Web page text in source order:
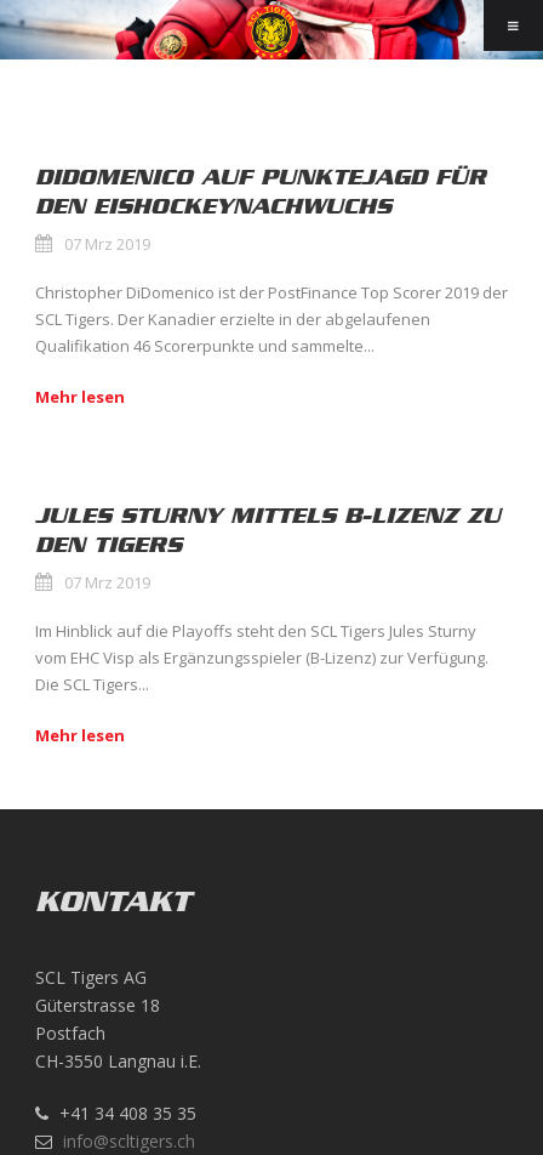
DIDOMENICO AUF PUNKTEJAGD FÜR
DEN EISHOCKEYNACHWUCHS
07 Mrz 2019
Christopher DiDomenico ist der PostFinance Top Scorer 2019 der
SCL Tigers. Der Kanadier erzielte in der abgelaufenen
Qualifikation 46 Scorerpunkte und sammelte...
Mehr lesen
JULES STURNY MITTELS B-LIZENZ ZU
DEN TIGERS
07 Mrz 2019
Im Hinblick auf die Playoffs steht den SCL Tigers Jules Sturny
vom EHC Visp als Ergänzungsspieler (B-Lizenz) zur Verfügung.
Die SCL Tigers...
Mehr lesen
KONTAKT
SCL Tigers AG
Güterstrasse 18
Postfach
CH-3550 Langnau i.E.
+41 34 408 35 35
info@scltigers.ch